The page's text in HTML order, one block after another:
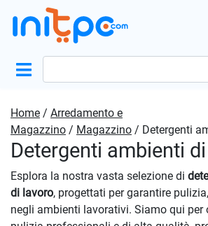
Home / Arredamento e
Magazzino / Magazzino / Detergenti
Detergenti ambienti
Esplora la nostra vasta selezione di
di lavoro, progettati per garantire
negli ambienti lavorativi. Siamo qui